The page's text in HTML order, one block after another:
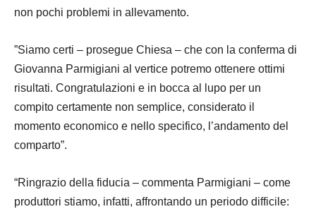
non pochi problemi in allevamento.
”Siamo certi – prosegue Chiesa – che con la conferma di
Giovanna Parmigiani al vertice potremo ottenere ottimi
risultati. Congratulazioni e in bocca al lupo per un
compito certamente non semplice, considerato il
momento economico e nello specifico, l’andamento del
comparto”.
“Ringrazio della fiducia – commenta Parmigiani – come
produttori stiamo, infatti, affrontando un periodo difficile: